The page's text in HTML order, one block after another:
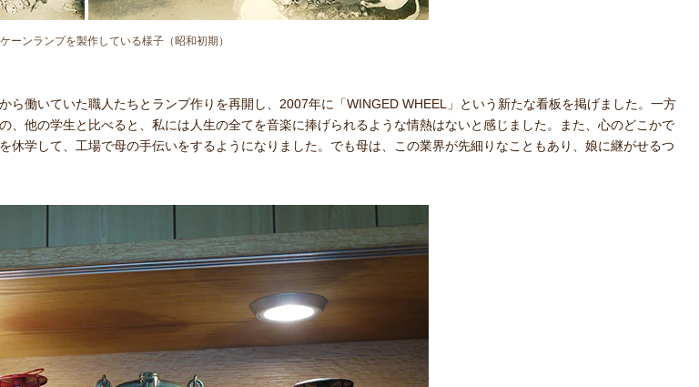
ーンランプを製作している様子（昭和初期）
働いていた職人たちとランプ作りを再開し、2007年に「WINGED WHEEL」という新たな看板を掲げました。一方
他の学生と比べると、私には人生の全てを音楽に捧げられるような情熱はないと感じました。また、心のどこかで
学して、工場で母の手伝いをするようになりました。でも母は、この業界が先細りなこともあり、娘に継がせるつ